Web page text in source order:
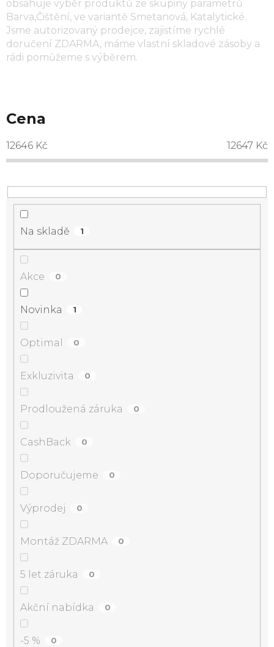
obsahuje výběr produktů ze skupiny parametrů
Barva,Čištění, ve variantě Smetanová, Katalytické.
Jsme autorizovaný prodejce, zajistíme rychlé
doručení ZDARMA, máme vlastní skladové zásoby a
rádi pomůžeme s výběrem.
Cena
12646 Kč 12647 Kč
Na skladě 1
Akce 0
Novinka 1
Optimal 0
Exkluzivita 0
Prodloužená záruka 0
CashBack 0
Doporučujeme 0
Výprodej 0
Montáž ZDARMA 0
5 let záruka 0
Akční nabídka 0
-5 % 0